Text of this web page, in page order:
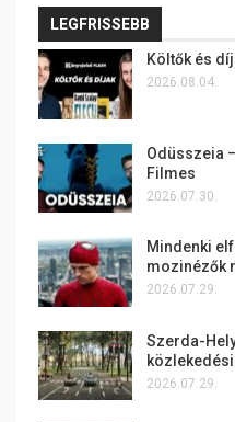
LEGFRISSEBB
Költők és
2026.08.04.
Odüsszeia
Filmes
2026.07.30.
Mindenki
mozinézők
2026.07.29.
Szerda-
2026.07.29.